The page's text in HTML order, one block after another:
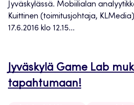
Jyväskylässä. Mobiilialan
Kuittinen (toimitusjohtaja,
17.6.2016 klo 12.15...
Jyväskylä Game Lab
tapahtumaan!